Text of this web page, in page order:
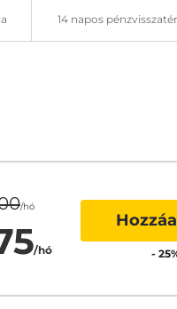
14 napos
/hó
/hó - 25